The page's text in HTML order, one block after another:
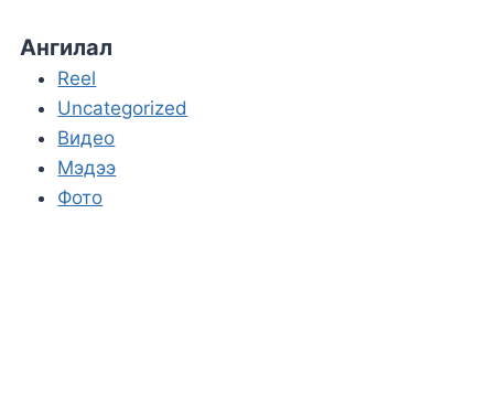
Ангилал
Reel
Uncategorized
Видео
Мэдээ
Фото